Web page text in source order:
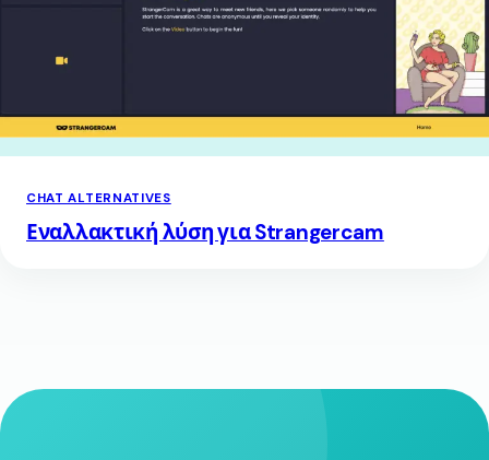
CHAT ALTERNATIVES
Εναλλακτική λύση για Strangercam